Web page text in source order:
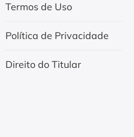
Termos de Uso
Política de Privacidade
Direito do Titular